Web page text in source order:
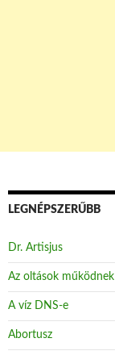
LEGNÉPSZERŰBB
Dr. Artisjus
Az oltások működnek
A víz DNS-e
Abortusz